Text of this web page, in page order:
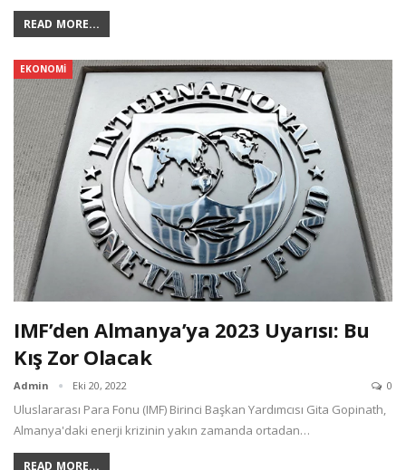
READ MORE...
EKONOMI
IMF’den Almanya’ya 2023 Uyarısı: Bu
Kış Zor Olacak
Admin Eki 20, 2022 0
Uluslararası Para Fonu (IMF) Birinci Başkan Yardımcısı Gita Gopinath,
Almanya'daki enerji krizinin yakın zamanda ortadan…
READ MORE...